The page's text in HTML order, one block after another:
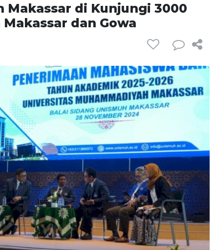
Makassar di Kunjungi 3000
dan Gowa